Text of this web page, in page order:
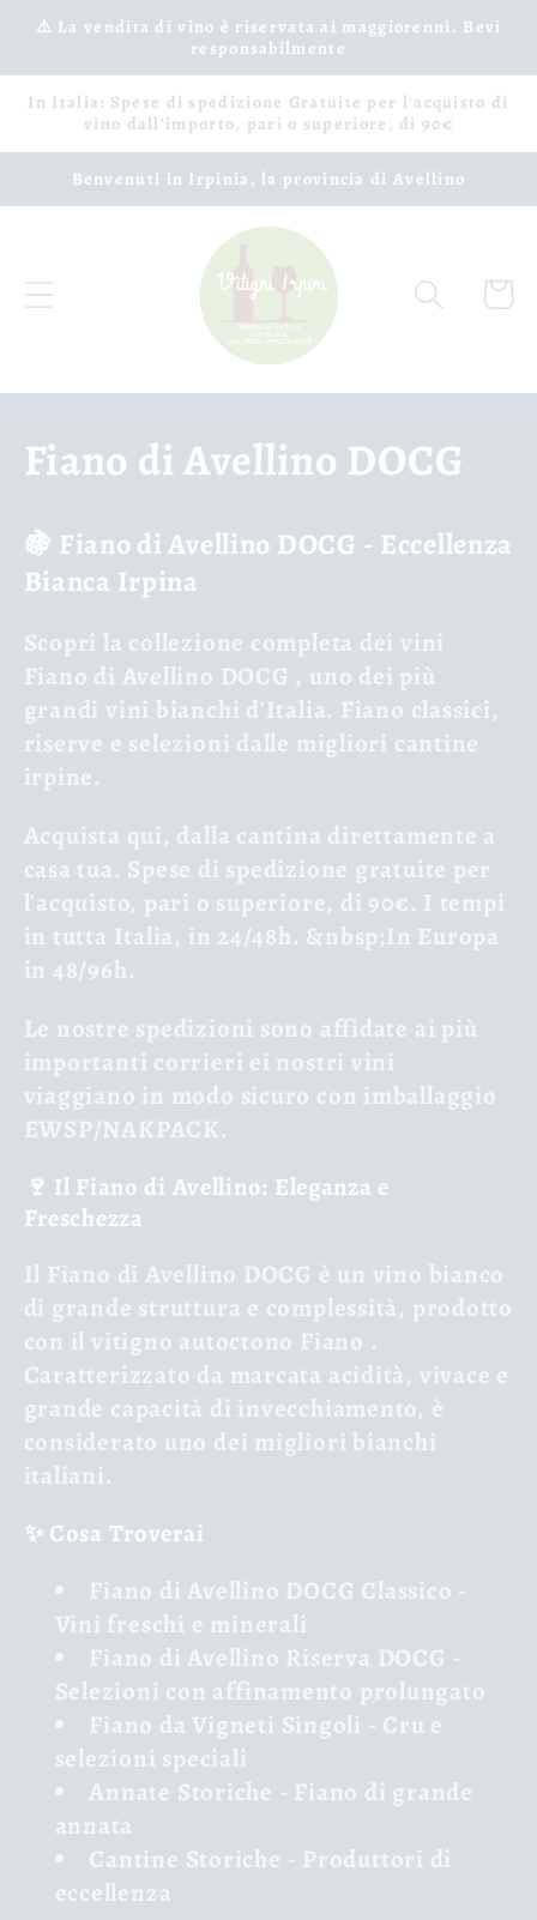
Ir
directamente
⚠️ La vendita di vino è riservata ai maggiorenni. Bevi
responsabilmente
In Italia: Spese di spedizione Gratuite per l'acquisto di
vino dall'importo, pari o superiore, di 90€
Benvenuti in Irpinia, la provincia di Avellino
Carrito
C
o
l
e
c
c
i
ó
n
:
Fiano di Avellino DOCG
🍇 Fiano di Avellino DOCG - Eccellenza
Bianca Irpina
Scopri la collezione completa dei vini
Fiano di Avellino DOCG , uno dei più
grandi vini bianchi d'Italia. Fiano classici,
riserve e selezioni dalle migliori cantine
irpine.
Acquista qui, dalla cantina direttamente a
casa tua. Spese di spedizione gratuite per
l'acquisto, pari o superiore, di 90€. I tempi
in tutta Italia, in 24/48h. &nbsp;In Europa
in 48/96h.
Le nostre spedizioni sono affidate ai più
importanti corrieri ei nostri vini
viaggiano in modo sicuro con imballaggio
EWSP/NAKPACK.
🍷 Il Fiano di Avellino: Eleganza e
Freschezza
Il Fiano di Avellino DOCG è un vino bianco
di grande struttura e complessità, prodotto
con il vitigno autoctono Fiano .
Caratterizzato da marcata acidità, vivace e
grande capacità di invecchiamento, è
considerato uno dei migliori bianchi
italiani.
✨ Cosa Troverai
Fiano di Avellino DOCG Classico -
Vini freschi e minerali
Fiano di Avellino Riserva DOCG -
Selezioni con affinamento prolungato
Fiano da Vigneti Singoli - Cru e
selezioni speciali
Annate Storiche - Fiano di grande
annata
Cantine Storiche - Produttori di
eccellenza